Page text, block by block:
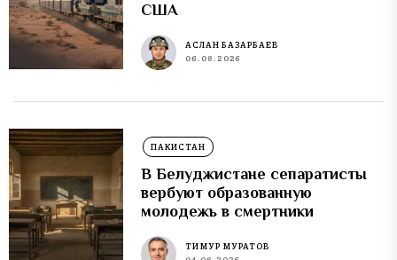
США
АСЛАН БАЗАРБАЕВ
06.08.2026
ПАКИСТАН
В Белуджистане сепаратисты
вербуют образованную
молодежь в смертники
ТИМУР МУРАТОВ